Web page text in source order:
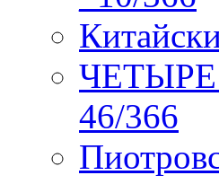
ЧЕТЫРЕ
46/366